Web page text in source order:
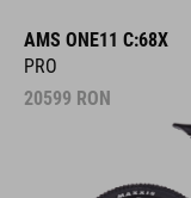
AMS ONE11 C:68X
PRO
20599 RON